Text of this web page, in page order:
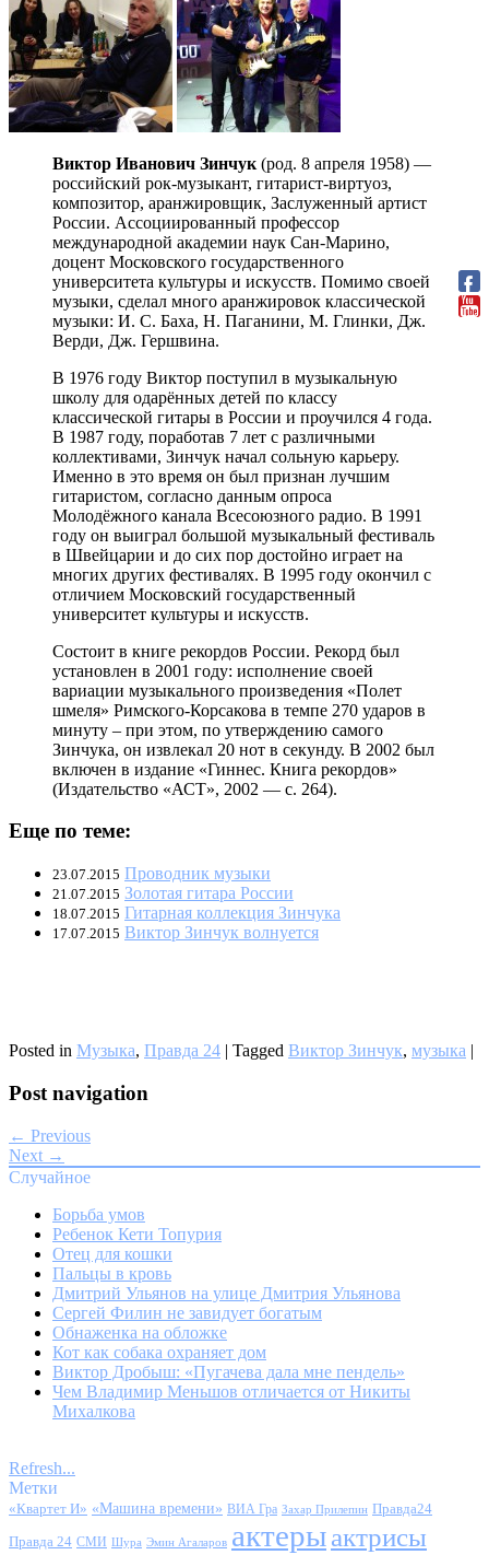
Виктор Иванович Зинчук (род. 8 апреля 1958) —
российский рок-музыкант, гитарист-виртуоз,
композитор, аранжировщик, Заслуженный артист
России. Ассоциированный профессор
международной академии наук Сан-Марино,
доцент Московского государственного
университета культуры и искусств. Помимо своей
музыки, сделал много аранжировок классической
музыки: И. С. Баха, Н. Паганини, М. Глинки, Дж.
Верди, Дж. Гершвина.
В 1976 году Виктор поступил в музыкальную
школу для одарённых детей по классу
классической гитары в России и проучился 4 года.
В 1987 году, поработав 7 лет с различными
коллективами, Зинчук начал сольную карьеру.
Именно в это время он был признан лучшим
гитаристом, согласно данным опроса
Молодёжного канала Всесоюзного радио. В 1991
году он выиграл большой музыкальный фестиваль
в Швейцарии и до сих пор достойно играет на
многих других фестивалях. В 1995 году окончил с
отличием Московский государственный
университет культуры и искусств.
Состоит в книге рекордов России. Рекорд был
установлен в 2001 году: исполнение своей
вариации музыкального произведения «Полет
шмеля» Римского-Корсакова в темпе 270 ударов в
минуту – при этом, по утверждению самого
Зинчука, он извлекал 20 нот в секунду. В 2002 был
включен в издание «Гиннес. Книга рекордов»
(Издательство «АСТ», 2002 — с. 264).
Еще по теме:
23.07.2015 Проводник музыки
21.07.2015 Золотая гитара России
18.07.2015 Гитарная коллекция Зинчука
17.07.2015 Виктор Зинчук волнуется
Posted in Музыка, Правда 24 | Tagged Виктор Зинчук, музыка |
Post navigation
← Previous
Next →
Случайное
Борьба умов
Ребенок Кети Топурия
Отец для кошки
Пальцы в кровь
Дмитрий Ульянов на улице Дмитрия Ульянова
Сергей Филин не завидует богатым
Обнаженка на обложке
Кот как собака охраняет дом
Виктор Дробыш: «Пугачева дала мне пендель»
Чем Владимир Меньшов отличается от Никиты
Михалкова
Refresh...
Метки
«Квартет И» «Машина времени» ВИА Гра Захар Прилепин Правда24
Правда 24 СМИ Шура Эмин Агаларов актерыактрисы